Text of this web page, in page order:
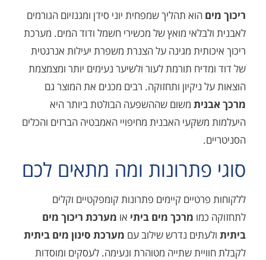
הוא תהליך שמפחית יוני סידן ומגנזיום הגורמים
מואץ של מכשירי חשמל ודוד המים. מערכת
מגינה על הצנרת משפרת יעילות אנרגטית
תורמת לעור ולשיער נעימים יותר ומצמצמת
ניקיון ותחזוקה. רבים מכנים את המוצר גם
משום שההשפעה הבולטת ביותר היא
האבנית מחיפויי האמבטיה הברזים והכלים
ומה מתאים לכם
קיימים פתרונות קומפקטיים וקלים
מרכך מים ביתיאומערכת ריכוך מים
נדרש שילוב עםמערכת סינון מים ביתית
שתייה מטוהרת ונעימה. לעסקים ומוסדות